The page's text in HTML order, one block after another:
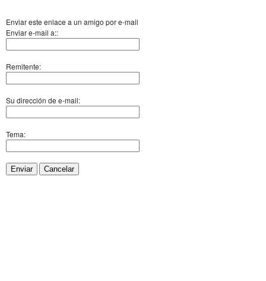
Enviar este enlace a un amigo por e-mail
Enviar e-mail a::
Remitente:
Su dirección de e-mail:
Tema:
Enviar Cancelar